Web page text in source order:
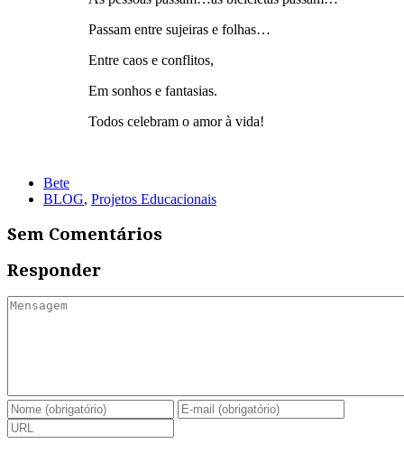
Passam entre sujeiras e folhas…
Entre caos e conflitos,
Em sonhos e fantasias.
Todos celebram o amor à vida!
Bete
BLOG, Projetos Educacionais
Sem Comentários
Responder